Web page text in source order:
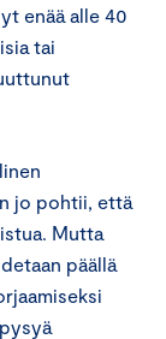
enää alle 40
tai
jo pohtii, että
Mutta
päällä